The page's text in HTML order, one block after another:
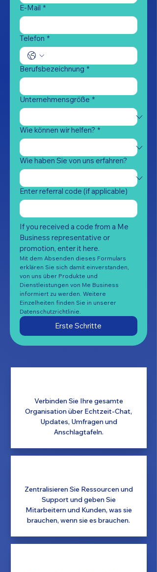
E-Mail *
Telefon *
Berufsbezeichnung *
Unternehmensgröße *
Wie können wir helfen? *
Wie haben Sie von uns erfahren?
Enter referral code (if applicable)
If you received a code from a Me
Business representative or
promotion, enter it here.
Mit dem Absenden dieses Formulars
erklären Sie sich damit einverstanden,
von uns über Produkte und
Dienstleistungen von Me Business
informiert zu werden. Weitere
Einzelheiten finden Sie in unserer
Datenschutzrichtlinie.
Erste Schritte
Verbinden Sie Ihre gesamte
Organisation über Echtzeit-Chat,
Updates, Umfragen und
Anschlagtafeln.
Zentralisieren Sie Ressourcen und
Support und geben Sie
Mitarbeitern und Kunden, was sie
brauchen, wenn sie es brauchen.